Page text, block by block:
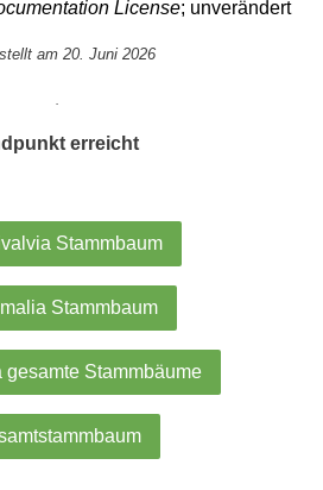
License; unverändert
am 20. Juni 2026
erreicht
Stammbaum
Stammbaum
gesamte Stammbäume